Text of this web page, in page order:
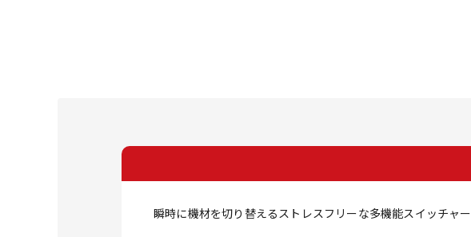
瞬時に機材を切り替えるストレスフリーな多機能スイッチャー